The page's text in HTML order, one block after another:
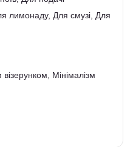
лимонаду, Для смузі, Для
візерунком, Мінімалізм